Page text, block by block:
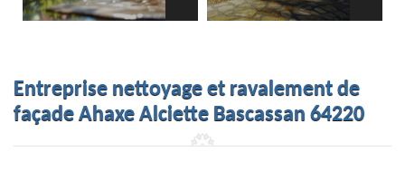
Entreprise nettoyage et ravalement de
façade Ahaxe Alciette Bascassan 64220